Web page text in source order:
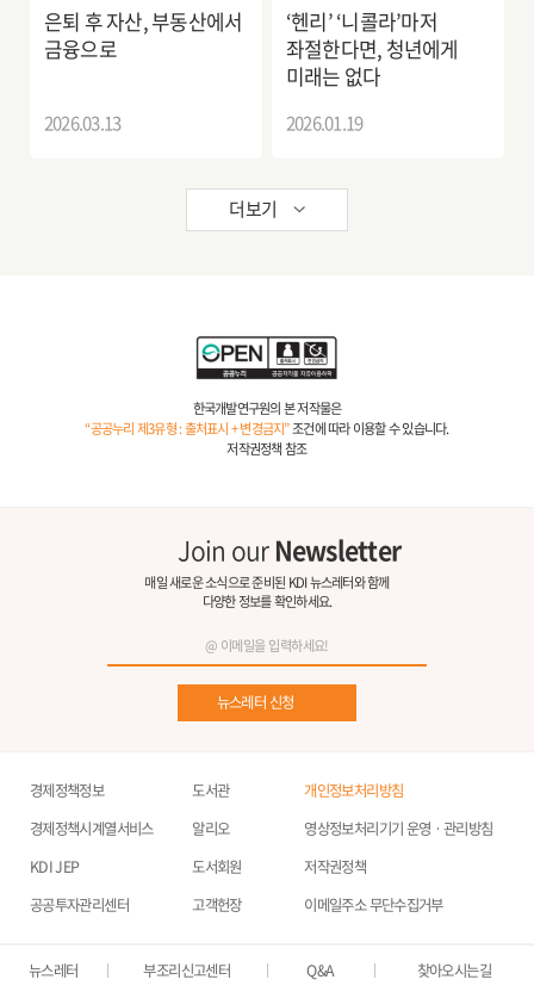
은퇴 후 자산, 부동산에서
금융으로
2026.03.13
‘헨리’ ‘니콜라’마저
좌절한다면, 청년에게
미래는 없다
2026.01.19
더보기
한국개발연구원의 본 저작물은
“공공누리 제3유형 : 출처표시 + 변경금지”조건에 따라 이용할 수 있습니다.
저작권정책 참조
Join ourNewsletter
매일 새로운 소식으로 준비된 KDI 뉴스레터와 함께
다양한 정보를 확인하세요.
뉴스레터 신청
경제정책정보
경제정책시계열서비스
KDI JEP
공공투자관리센터
도서관
알리오
도서회원
고객헌장
개인정보처리방침
영상정보처리기기 운영ㆍ관리방침
저작권정책
이메일주소 무단수집거부
뉴스레터 부조리신고센터 Q&A 찾아오시는길